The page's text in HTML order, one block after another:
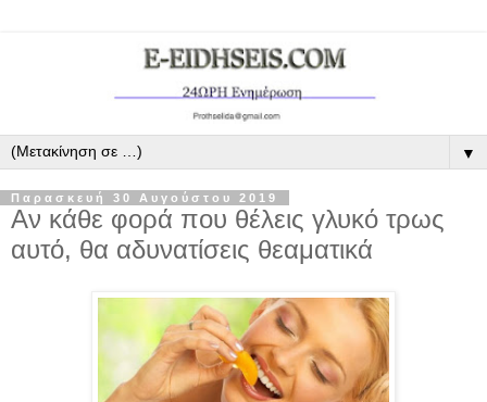
▼
Παρασκευή 30 Αυγούστου 2019
Aν κάθε φορά που θέλεις γλυκό τρως
αυτό, θα αδυνατίσεις θεαματικά